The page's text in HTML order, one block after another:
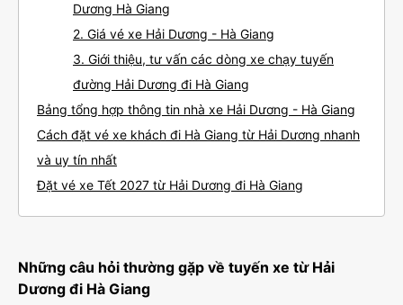
Dương Hà Giang
2. Giá vé xe Hải Dương - Hà Giang
3. Giới thiệu, tư vấn các dòng xe chạy tuyến
đường Hải Dương đi Hà Giang
Bảng tổng hợp thông tin nhà xe Hải Dương - Hà Giang
Cách đặt vé xe khách đi Hà Giang từ Hải Dương nhanh
và uy tín nhất
Đặt vé xe Tết 2027 từ Hải Dương đi Hà Giang
Những câu hỏi thường gặp về tuyến xe từ Hải
Dương đi Hà Giang